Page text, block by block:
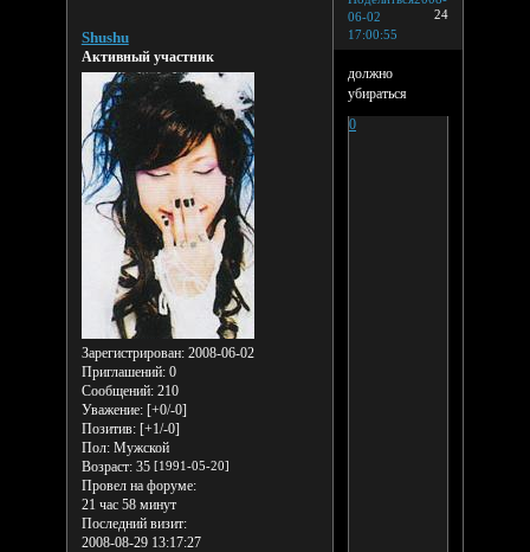
24
06-02
17:00:55
Shushu
Активный участник
Зарегистрирован: 2008-06-02
Приглашений:0
Сообщений:210
Уважение: [+0/-0]
Позитив: [+1/-0]
Пол:Мужской
Возраст:35 [1991-05-20]
Провел на форуме:
21 час 58 минут
Последний визит:
2008-08-29 13:17:27
должно
убираться
0